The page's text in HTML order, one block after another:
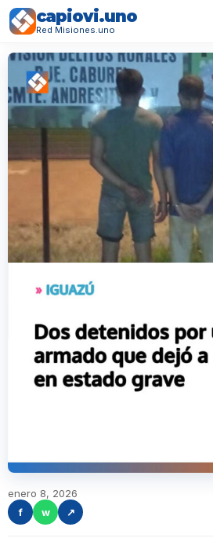
capiovi.uno
Red Misiones.uno
enero 8, 2026
f
w ↗